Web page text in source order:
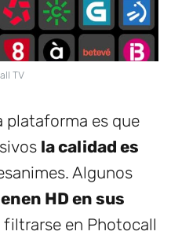
TV
plataforma es que
la calidad es
Algunos
HD en sus
filtrarse en Photocall